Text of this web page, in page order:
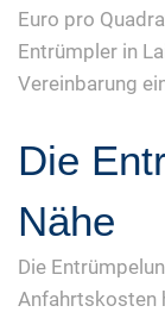
Euro pro
Entrümpler in
Vereinbarung
Die
Nähe
Die
Anfahrtskosten